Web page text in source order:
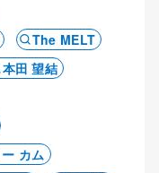
The MELT
本田 望結
カム